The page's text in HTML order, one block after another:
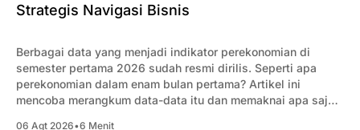
Strategis Navigasi Bisnis
Berbagai data yang menjadi indikator perekonomian di
semester pertama 2026 sudah resmi dirilis. Seperti apa
perekonomian dalam enam bulan pertama? Artikel ini
mencoba merangkum data-data itu dan memaknai apa saja
06 Agt 2026•6 Menit